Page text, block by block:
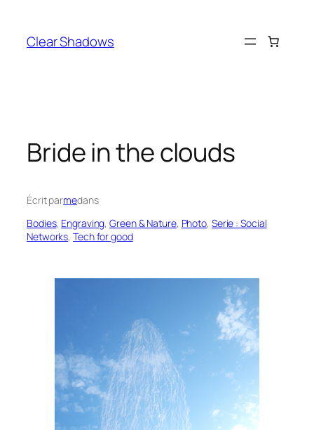
contenu
Clear Shadows
Bride in the clouds
Écrit parmedans
Bodies, Engraving, Green & Nature, Photo, Serie : Social
Networks, Tech for good